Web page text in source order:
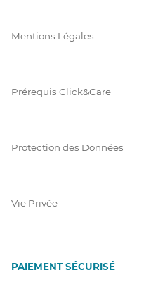
Mentions Légales
Prérequis Click&Care
Protection des Données
Vie Privée
PAIEMENT SÉCURISÉ